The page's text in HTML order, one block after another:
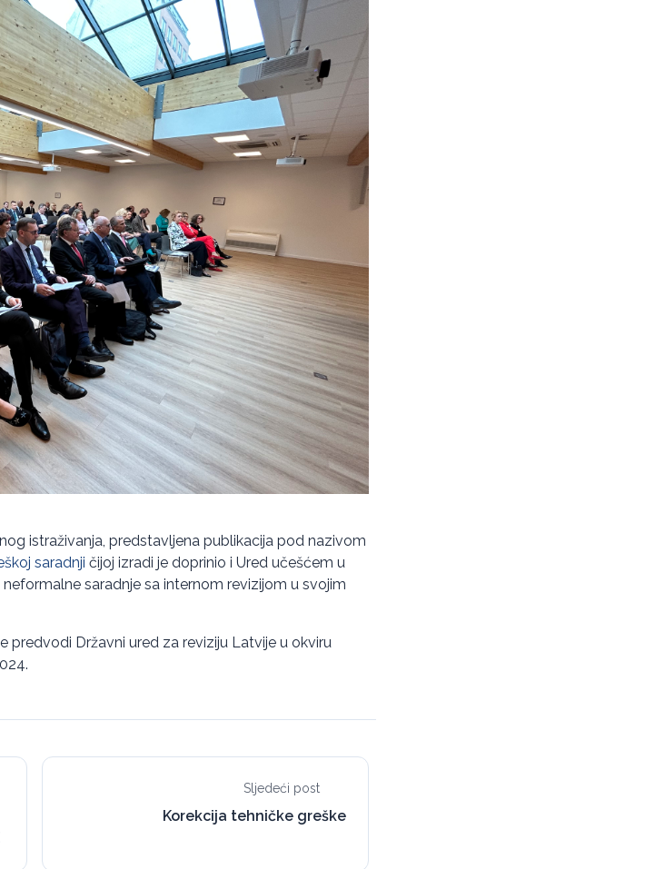
istraživanja, predstavljena publikacija pod nazivom
saradnji čijoj izradi je doprinio i Ured učešćem u
saradnje sa internom revizijom u svojim
predvodi Državni ured za reviziju Latvije u okviru
Sljedeći post
Korekcija tehničke greške